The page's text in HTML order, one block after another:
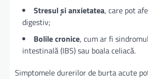
Stresul și anxietatea, care pot
digestiv;
Bolile cronice, cum ar fi
intestinală (IBS) sau boala celiacă.
Simptomele durerilor de burta acute